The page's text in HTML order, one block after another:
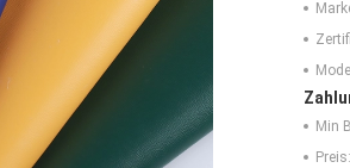
Min
Preis: